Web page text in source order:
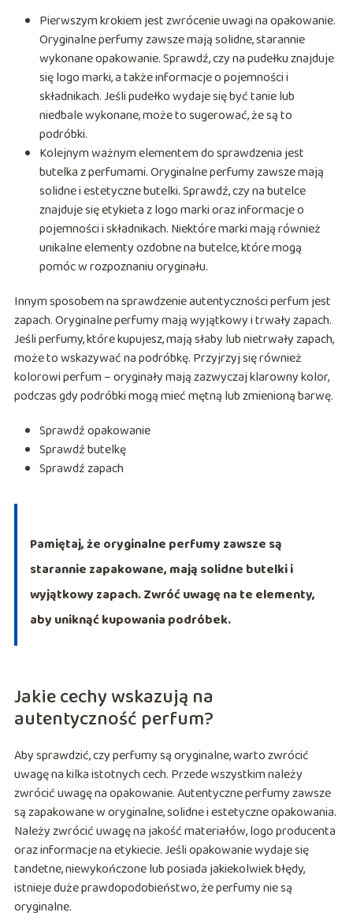
Pierwszym krokiem jest zwrócenie uwagi na opakowanie.
Oryginalne perfumy zawsze mają solidne, starannie
wykonane opakowanie. Sprawdź, czy na pudełku znajduje
się logo marki, a także informacje o pojemności i
składnikach. Jeśli pudełko wydaje się być tanie lub
niedbale wykonane, może to sugerować, że są to
podróbki.
Kolejnym ważnym elementem do sprawdzenia jest
butelka z perfumami. Oryginalne perfumy zawsze mają
solidne i estetyczne butelki. Sprawdź, czy na butelce
znajduje się etykieta z logo marki oraz informacje o
pojemności i składnikach. Niektóre marki mają również
unikalne elementy ozdobne na butelce, które mogą
pomóc w rozpoznaniu oryginału.
Innym sposobem na sprawdzenie autentyczności perfum jest
zapach. Oryginalne perfumy mają wyjątkowy i trwały zapach.
Jeśli perfumy, które kupujesz, mają słaby lub nietrwały zapach,
może to wskazywać na podróbkę. Przyjrzyj się również
kolorowi perfum – oryginały mają zazwyczaj klarowny kolor,
podczas gdy podróbki mogą mieć mętną lub zmienioną barwę.
Sprawdź opakowanie
Sprawdź butelkę
Sprawdź zapach
Pamiętaj, że oryginalne perfumy zawsze są
starannie zapakowane, mają solidne butelki i
wyjątkowy zapach. Zwróć uwagę na te elementy,
aby uniknąć kupowania podróbek.
Jakie cechy wskazują na
autentyczność perfum?
Aby sprawdzić, czy perfumy są oryginalne, warto zwrócić
uwagę na kilka istotnych cech. Przede wszystkim należy
zwrócić uwagę na opakowanie. Autentyczne perfumy zawsze
są zapakowane w oryginalne, solidne i estetyczne opakowania.
Należy zwrócić uwagę na jakość materiałów, logo producenta
oraz informacje na etykiecie. Jeśli opakowanie wydaje się
tandetne, niewykończone lub posiada jakiekolwiek błędy,
istnieje duże prawdopodobieństwo, że perfumy nie są
oryginalne.